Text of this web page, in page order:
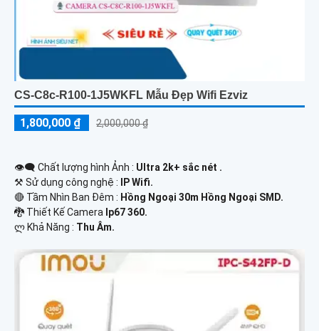
CS-C8c-R100-1J5WKFL Mẫu Đẹp Wifi Ezviz
1,800,000 ₫ 2,000,000 ₫
👁️‍🗨 Chất lượng hình Ảnh : Ultra 2k+ sắc nét .
⚒ Sử dụng công nghệ :
IP Wifi.
🔴 Tầm Nhìn Ban Đêm : Hồng Ngoại 30m Hồng Ngoại SMD.
🐉️ Thiết Kế Camera Ip67 360.
️ლ Khả Năng : Thu Âm.